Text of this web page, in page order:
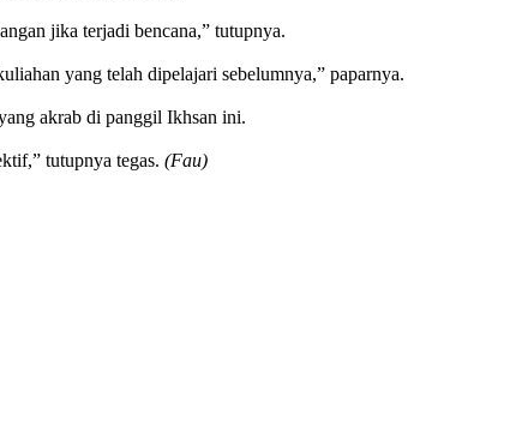
jika terjadi bencana,” tutupnya.
yang telah dipelajari sebelumnya,” paparnya.
akrab di panggil Ikhsan ini.
tutupnya tegas. (Fau)